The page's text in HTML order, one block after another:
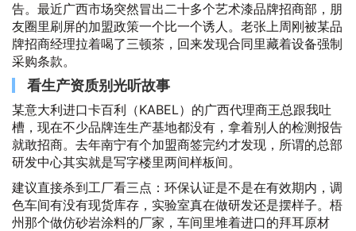
告。最近广西市场突然冒出二十多个艺术漆品牌招商部，朋
友圈里刷屏的加盟政策一个比一个诱人。老张上周刚被某品
牌招商经理拉着喝了三顿茶，回来发现合同里藏着设备强制
采购条款。
看生产资质别光听故事
某意大利进口卡百利（KABEL）的广西代理商王总跟我吐
槽，现在不少品牌连生产基地都没有，拿着别人的检测报告
就敢招商。去年南宁有个加盟商签完约才发现，所谓的总部
研发中心其实就是写字楼里两间样板间。
建议直接杀到工厂看三点：环保认证是不是在有效期内，调
色车间有没有现货库存，实验室真在做研发还是摆样子。梧
州那个做仿砂岩涂料的厂家，车间里堆着进口的拜耳原材